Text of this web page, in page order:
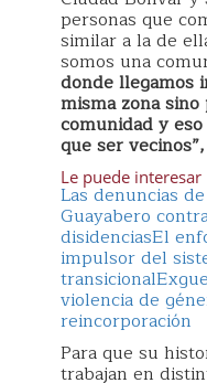
personas que
similar a la de
somos una
donde llegamos
misma zona
comunidad y
que ser
Le puede interesar
Las denuncias
Guayabero
disidenciasEl
impulsor del
transicional
violencia de
reincorporación
Para que su
trabajan en